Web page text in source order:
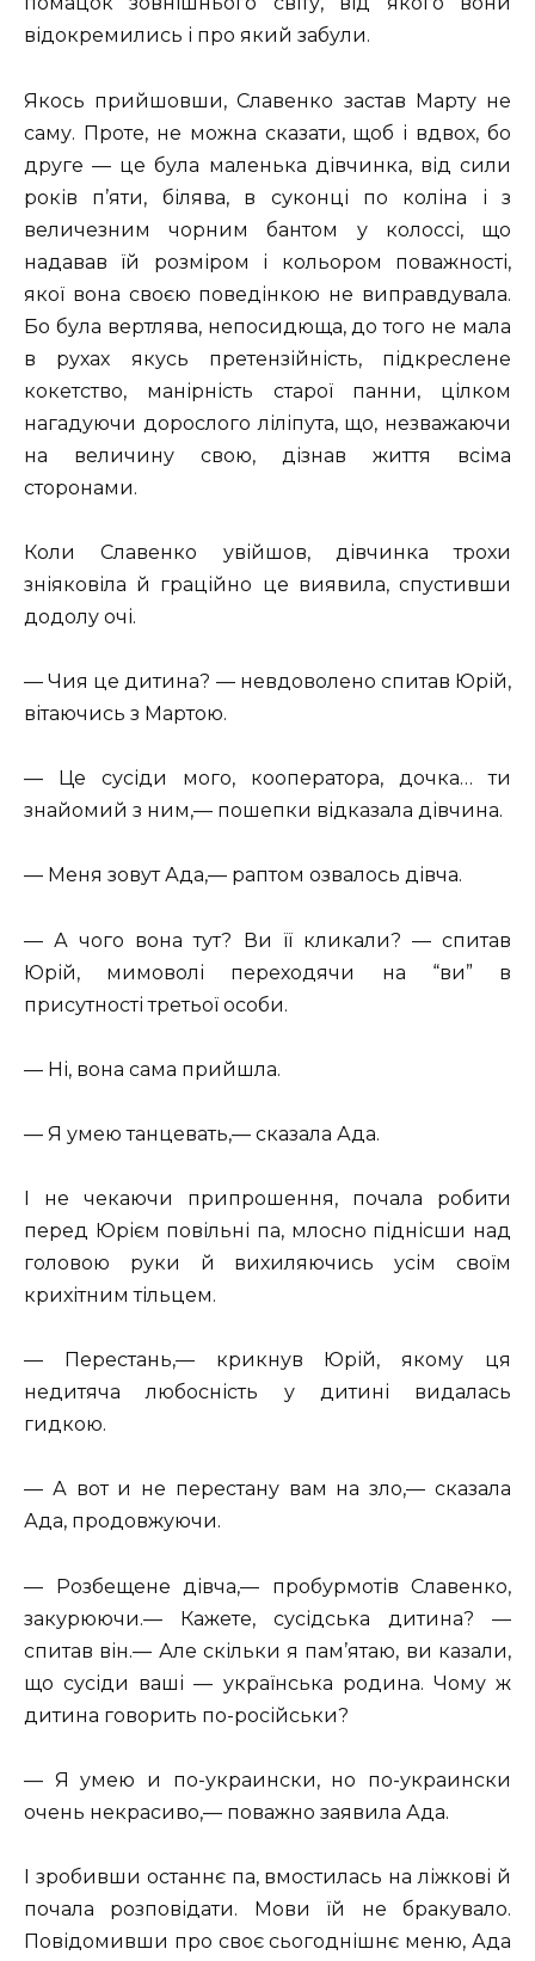
відокремились і про який забули.
Якось прийшовши, Славенко застав Марту не
саму. Проте, не можна сказати, щоб і вдвох, бо
друге — це була маленька дівчинка, від сили
років п’яти, білява, в суконці по коліна і з
величезним чорним бантом у колоссі, що
надавав їй розміром і кольором поважності,
якої вона своєю поведінкою не виправдувала.
Бо була вертлява, непосидюща, до того не мала
в рухах якусь претензійність, підкреслене
кокетство, манірність старої панни, цілком
нагадуючи дорослого ліліпута, що, незважаючи
на величину свою, дізнав життя всіма
сторонами.
Коли Славенко увійшов, дівчинка трохи
зніяковіла й граційно це виявила, спустивши
додолу очі.
— Чия це дитина? — невдоволено спитав Юрій,
вітаючись з Мартою.
— Це сусіди мого, кооператора, дочка… ти
знайомий з ним,— пошепки відказала дівчина.
— Меня зовут Ада,— раптом озвалось дівча.
— А чого вона тут? Ви її кликали? — спитав
Юрій, мимоволі переходячи на “ви” в
присутності третьої особи.
— Ні, вона сама прийшла.
— Я умею танцевать,— сказала Ада.
І не чекаючи припрошення, почала робити
перед Юрієм повільні па, млосно піднісши над
головою руки й вихиляючись усім своїм
крихітним тільцем.
— Перестань,— крикнув Юрій, якому ця
недитяча любосність у дитині видалась
гидкою.
— А вот и не перестану вам на зло,— сказала
Ада, продовжуючи.
— Розбещене дівча,— пробурмотів Славенко,
закурюючи.— Кажете, сусідська дитина? —
спитав він.— Але скільки я пам’ятаю, ви казали,
що сусіди ваші — українська родина. Чому ж
дитина говорить по-російськи?
— Я умею и по-украински, но по-украински
очень некрасиво,— поважно заявила Ада.
І зробивши останнє па, вмостилась на ліжкові й
почала розповідати. Мови їй не бракувало.
Повідомивши про своє сьогоднішнє меню, Ада